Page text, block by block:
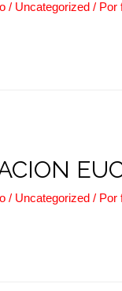
/ Uncategorized / Por
/ Uncategorized / Por